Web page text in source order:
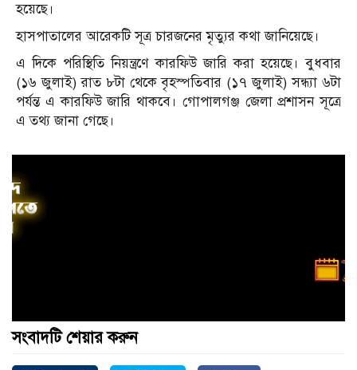
হয়েছে।
হাসপাতালের আরেকটি সূত্র চারজনের মৃত্যুর কথা জানিয়েছে।
এ দিকে পরিস্থিতি নিয়ন্ত্রণে কারফিউ জারি করা হয়েছে। বুধবার
(১৬ জুলাই) রাত ৮টা থেকে বৃহস্পতিবার (১৭ জুলাই) সন্ধ্যা ৬টা
পর্যন্ত এ কারফিউ জারি থাকবে। গোপালগঞ্জ জেলা প্রশাসন সূত্রে
এ তথ্য জানা গেছে।
সংবাদটি শেয়ার করুন